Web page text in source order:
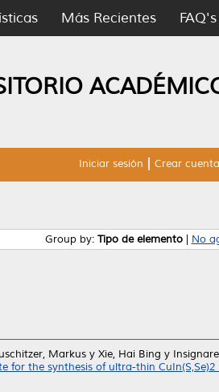
Más Recientes FAQ's
Iniciar sesión Crear cuenta
Group by: Tipo de elemento| No
Markus y Xie, Hai Bing y
for the synthesis of ultra-thin CuIn(S,Se)2